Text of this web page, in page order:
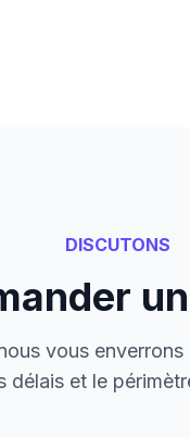
DISCUTONS
vous
délais et le